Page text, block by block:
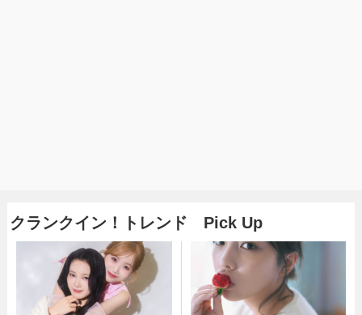
クランクイン！トレンド Pick Up